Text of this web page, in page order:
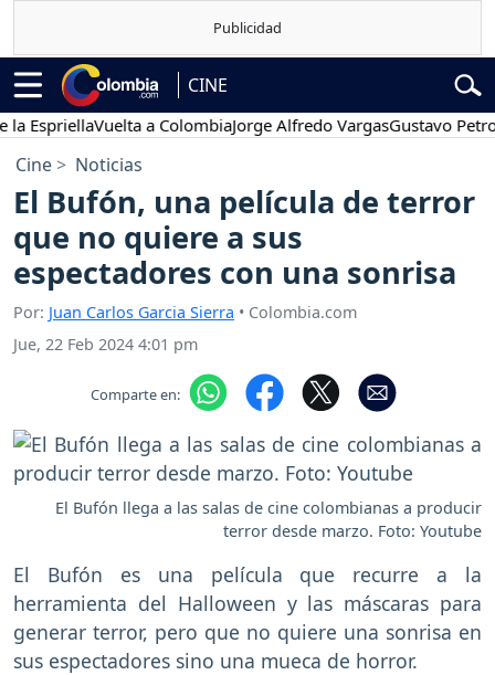
CINE
Vuelta a ColombiaJorge Alfredo VargasGustavo Petro
Cine Noticias
El Bufón, una película de terror
que no quiere a sus
espectadores con una sonrisa
Por: Juan Carlos Garcia Sierra • Colombia.com
Jue, 22 Feb 2024 4:01 pm
Comparte en:
El Bufón llega a las salas de cine colombianas a producir
terror desde marzo. Foto: Youtube
El Bufón es una película que recurre a la
herramienta del Halloween y las máscaras para
generar terror, pero que no quiere una sonrisa en
sus espectadores sino una mueca de horror.